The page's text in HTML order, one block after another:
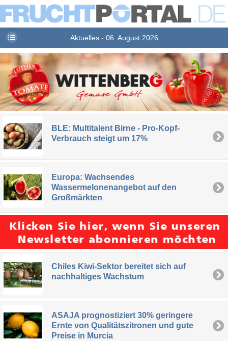
Aktuelles - 06. August 2026
BLE: Multitalent Birne - Pro-Kopf-
Verbrauch steigt um 17%
Europa: Wachsendes
Wassermelonenangebot auf den
Großmärkten
Chiles Kiwi-Sektor bereitet sich auf
nachhaltiges Wachstum
ASAJA prognostiziert 30% geringere
Ernte von Qualitätszitronen und gute
Preise in Murcia